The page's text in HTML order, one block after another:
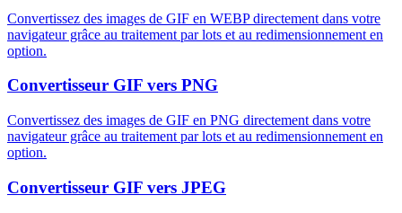
Convertissez des images de GIF en WEBP directement dans votre
navigateur grâce au traitement par lots et au redimensionnement en
option.
Convertisseur GIF vers PNG
Convertissez des images de GIF en PNG directement dans votre
navigateur grâce au traitement par lots et au redimensionnement en
option.
Convertisseur GIF vers JPEG